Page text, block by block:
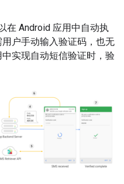
在 Android 应用中自动执
户手动输入验证码，也无
实现自动短信验证时，验